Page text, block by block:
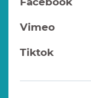
Vimeo
Tiktok